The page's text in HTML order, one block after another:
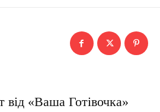
«Ваша Готівочка»